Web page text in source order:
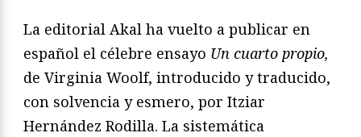
La editorial Akal ha vuelto a publicar en
español el célebre ensayo Un cuarto propio,
de Virginia Woolf, introducido y traducido,
con solvencia y esmero, por Itziar
Hernández Rodilla. La sistemática